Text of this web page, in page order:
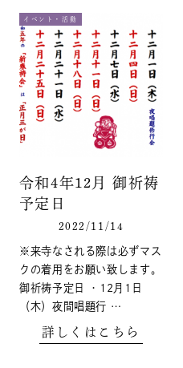
イベント・活動
令和4年12月 御祈祷
予定日
2022/11/14
※来寺なされる際は必ずマス
クの着用をお願い致します。
御祈祷予定日 ・12月1日
（木）夜間唱題行 …
詳しくはこちら